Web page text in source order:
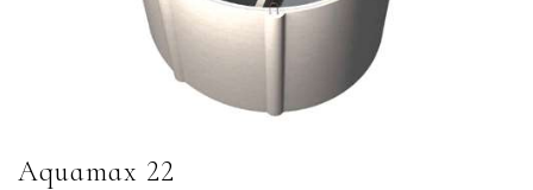
Aquamax 22